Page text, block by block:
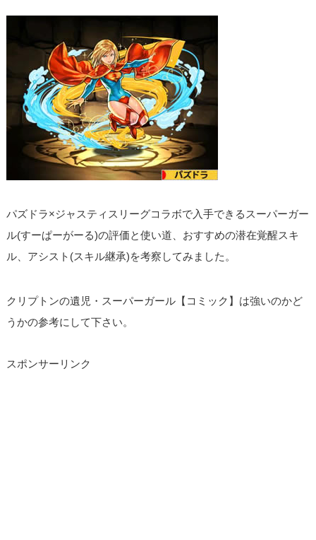
パズドラ×ジャスティスリーグコラボで入手できるスーパーガー
ル(すーぱーがーる)の評価と使い道、おすすめの潜在覚醒スキ
ル、アシスト(スキル継承)を考察してみました。
クリプトンの遺児・スーパーガール【コミック】は強いのかど
うかの参考にして下さい。
スポンサーリンク